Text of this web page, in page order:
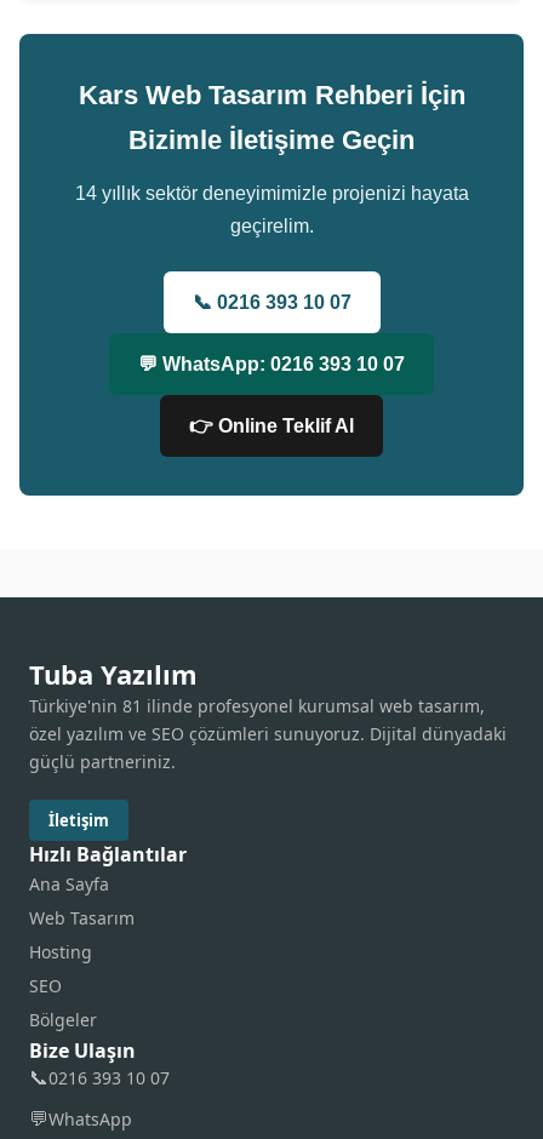
Kars Web Tasarım Rehberi İçin
Bizimle İletişime Geçin
14 yıllık sektör deneyimimizle projenizi hayata
geçirelim.
📞 0216 393 10 07
💬 WhatsApp: 0216 393 10 07
👉 Online Teklif Al
Tuba Yazılım
Türkiye'nin 81 ilinde profesyonel kurumsal web tasarım,
özel yazılım ve SEO çözümleri sunuyoruz. Dijital dünyadaki
güçlü partneriniz.
İletişim
Hızlı Bağlantılar
Ana Sayfa
Web Tasarım
Hosting
SEO
Bölgeler
Bize Ulaşın
📞0216 393 10 07
💬WhatsApp